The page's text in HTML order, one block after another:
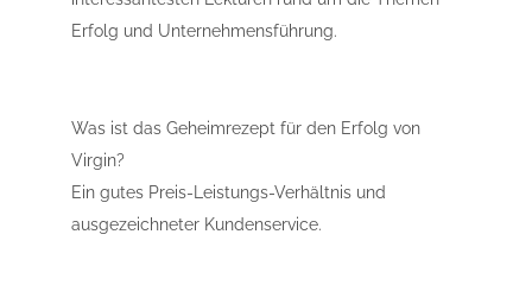
Erfolg und Unternehmensführung.
Was ist das Geheimrezept für den Erfolg von
Virgin?
Ein gutes Preis-Leistungs-Verhältnis und
ausgezeichneter Kundenservice.